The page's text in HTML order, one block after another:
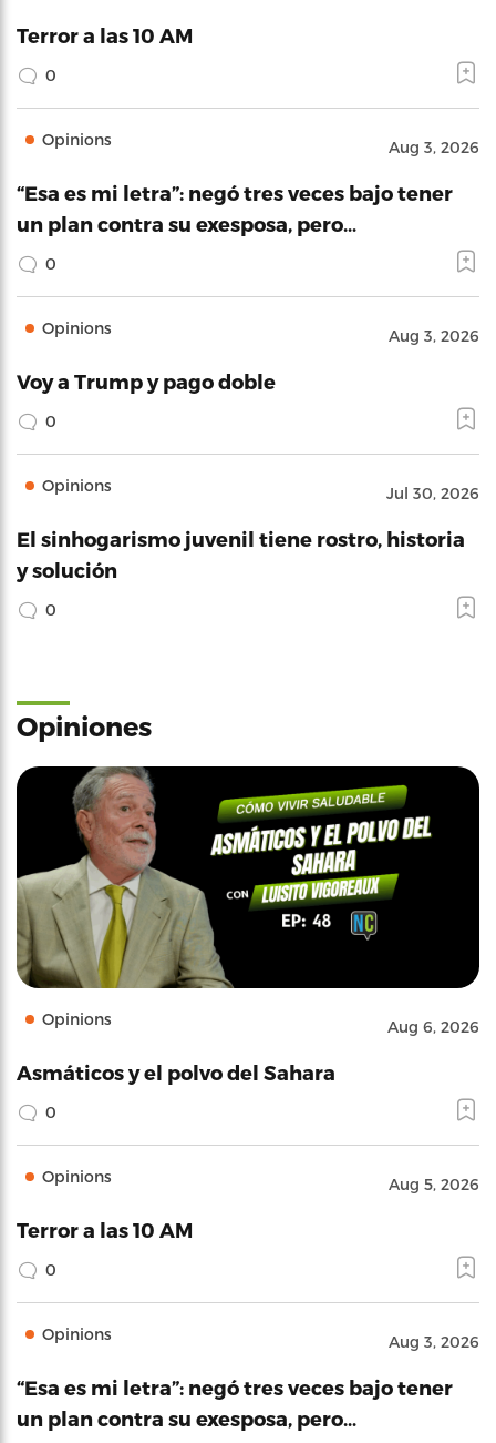
Terror a las 10 AM
0
Opinions Aug 3, 2026
“Esa es mi letra”: negó tres veces bajo tener
un plan contra su exesposa, pero…
0
Opinions Aug 3, 2026
Voy a Trump y pago doble
0
Opinions Jul 30, 2026
El sinhogarismo juvenil tiene rostro, historia
y solución
0
Opiniones
Opinions Aug 6, 2026
Asmáticos y el polvo del Sahara
0
Opinions Aug 5, 2026
Terror a las 10 AM
0
Opinions Aug 3, 2026
“Esa es mi letra”: negó tres veces bajo tener
un plan contra su exesposa, pero…